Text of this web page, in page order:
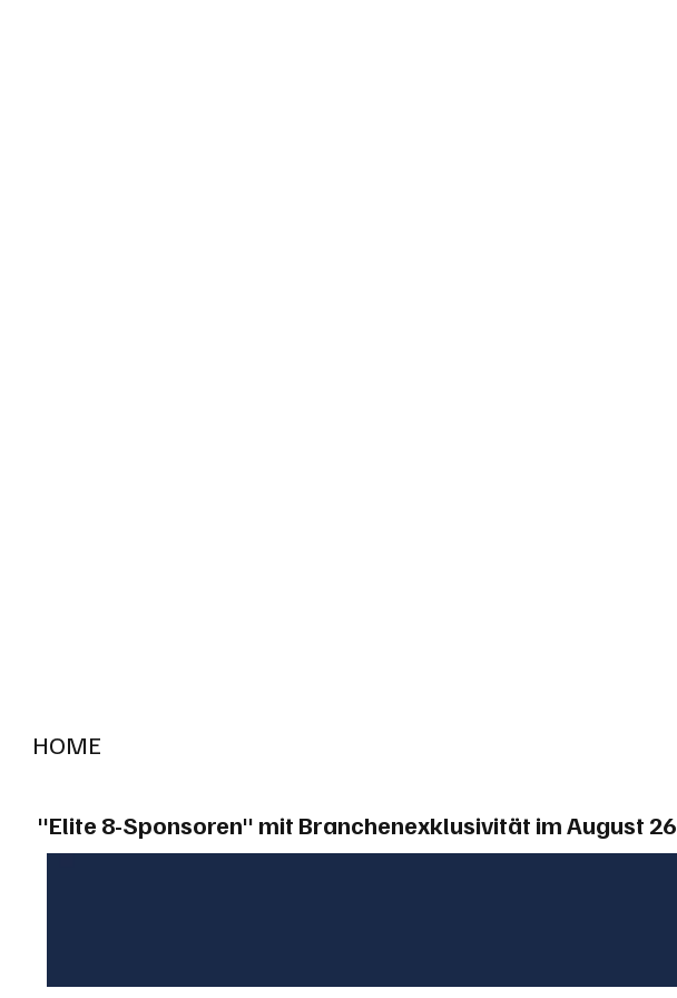
HOME
"Elite 8-Sponsoren" mit Branchenexklusivität im August 26